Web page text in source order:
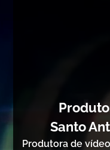
Santo
Produtora de